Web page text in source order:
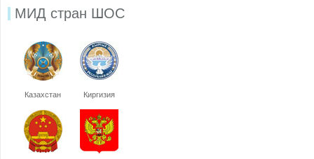
МИД стран ШОС
Казахстан Киргизия